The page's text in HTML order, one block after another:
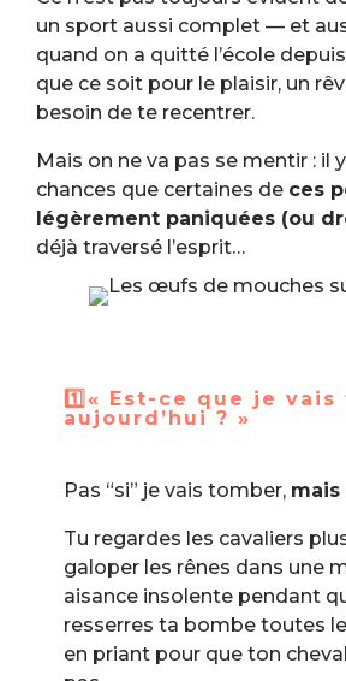
un sport aussi complet — et
quand on a quitté l’école
que ce soit pour le plaisir, un
besoin de te recentrer.
Mais on ne va pas se mentir : il
chances que certaines de ces
légèrement paniquées (ou
déjà traversé l’esprit…
1️⃣« Est-ce que je vais
aujourd’hui ? »
Pas “si” je vais tomber, mais
Tu regardes les cavaliers
galoper les rênes dans une
aisance insolente pendant
resserres ta bombe toutes
en priant pour que ton